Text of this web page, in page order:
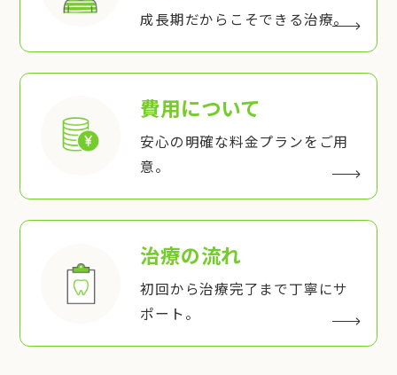
成長期だからこそできる治療。
費用について
安心の明確な料金プランをご用
意。
治療の流れ
初回から治療完了まで丁寧にサ
ポート。